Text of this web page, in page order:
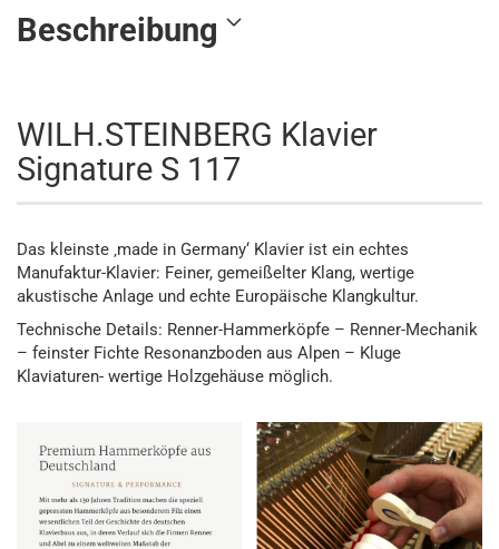
Beschreibung
WILH.STEINBERG Klavier
Signature S 117
Das kleinste ‚made in Germany‘ Klavier ist ein echtes
Manufaktur-Klavier: Feiner, gemeißelter Klang, wertige
akustische Anlage und echte Europäische Klangkultur.
Technische Details: Renner-Hammerköpfe – Renner-Mechanik
– feinster Fichte Resonanzboden aus Alpen – Kluge
Klaviaturen- wertige Holzgehäuse möglich.